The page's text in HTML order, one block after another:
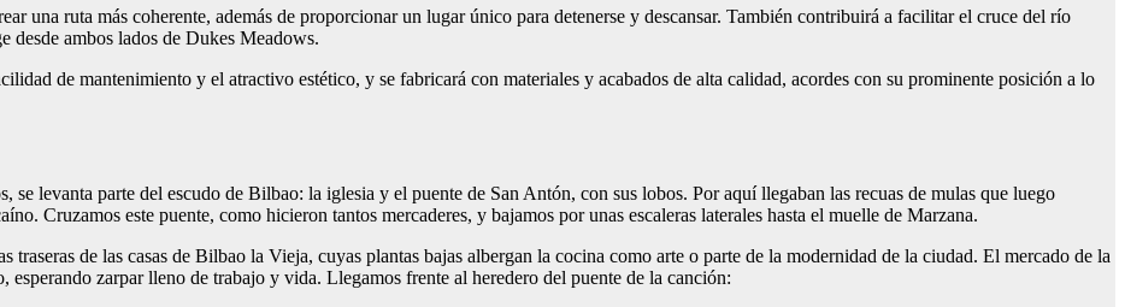
una ruta más coherente, además de proporcionar un lugar único para detenerse y descansar. También contribuirá a facilitar el cruce del río
desde ambos lados de Dukes Meadows.
de mantenimiento y el atractivo estético, y se fabricará con materiales y acabados de alta calidad, acordes con su prominente posición a lo
se levanta parte del escudo de Bilbao: la iglesia y el puente de San Antón, con sus lobos. Por aquí llegaban las recuas de mulas que luego
Cruzamos este puente, como hicieron tantos mercaderes, y bajamos por unas escaleras laterales hasta el muelle de Marzana.
traseras de las casas de Bilbao la Vieja, cuyas plantas bajas albergan la cocina como arte o parte de la modernidad de la ciudad. El mercado de la
zarpar lleno de trabajo y vida. Llegamos frente al heredero del puente de la canción: